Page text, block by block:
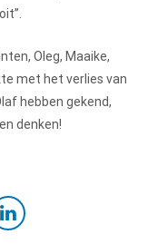
Oleg, Maaike,
met het verlies van
hebben gekend,
denken!